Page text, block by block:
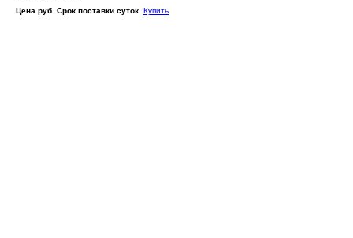
Цена руб. Срок поставки суток. Купить